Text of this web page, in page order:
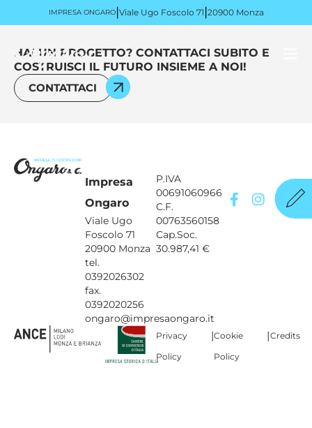
IMPRESA ONGARO|Viale Ugo Foscolo 71 |20900 Monza
HAI UN PROGETTO? CONTATTACI SUBITO E
COSTRUISCI IL FUTURO INSIEME A NOI!
CONTATTACI
Impresa
Ongaro
Viale Ugo
Foscolo 71
20900 Monza
tel.
0392026302
fax.
0392020256
ongaro@impresaongaro.it
P.IVA
00691060966
C.F.
00763560158
Cap.Soc.
30.987,41 €
Privacy
Policy
|Cookie
Policy
|Credits